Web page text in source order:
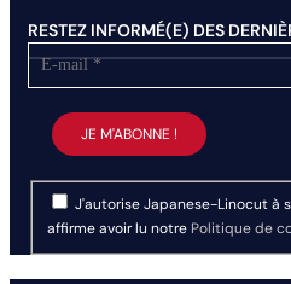
RESTEZ INFORMÉ(E) DES
J'autorise Japanese-Linocut à
affirme avoir lu notre Politique de